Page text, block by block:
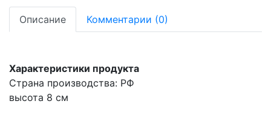
Описание Комментарии (0)
Характеристики продукта
Страна производства: РФ
высота 8 см